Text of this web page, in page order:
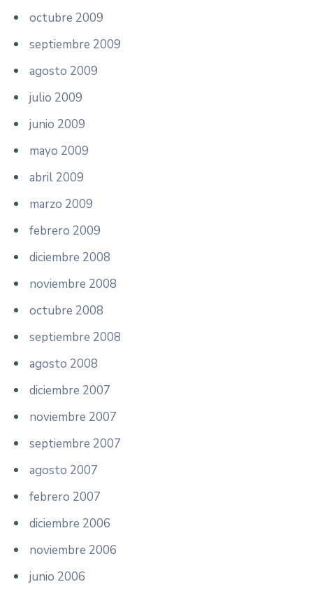
octubre 2009
septiembre 2009
agosto 2009
julio 2009
junio 2009
mayo 2009
abril 2009
marzo 2009
febrero 2009
diciembre 2008
noviembre 2008
octubre 2008
septiembre 2008
agosto 2008
diciembre 2007
noviembre 2007
septiembre 2007
agosto 2007
febrero 2007
diciembre 2006
noviembre 2006
junio 2006